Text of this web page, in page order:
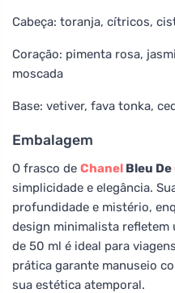
Cabeça: toranja, cítricos,
Coração: pimenta rosa,
moscada
Base: vetiver, fava tonka,
Embalagem
O frasco de Chanel Bleu De
simplicidade e elegância.
profundidade e mistério,
design minimalista refletem
de 50 ml é ideal para
prática garante manuseio
sua estética atemporal.